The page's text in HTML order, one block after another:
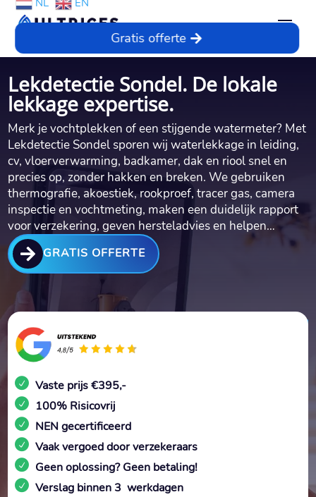
NL EN
Gratis offerte
Lekdetectie Sondel. De lokale
lekkage expertise.
Merk je vochtplekken of een stijgende watermeter? Met
Lekdetectie Sondel sporen wij waterlekkage in leiding,
cv, vloerverwarming, badkamer, dak en riool snel en
precies op, zonder hakken en breken. We gebruiken
thermografie, akoestiek, rookproef, tracer gas, camera
inspectie en vochtmeting, maken een duidelijk rapport
voor verzekering, geven hersteladvies en helpen…
 GRATIS OFFERTE
Vaste prijs €395,-
100% Risicovrij
NEN gecertificeerd
Vaak vergoed door verzekeraars
Geen oplossing? Geen betaling!
Verslag binnen 3 werkdagen